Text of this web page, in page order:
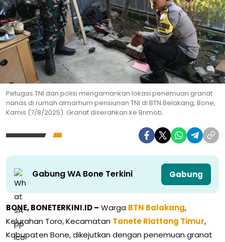
Petugas TNI dan polisi mengamankan lokasi penemuan granat
nanas di rumah almarhum pensiunan TNI di BTN Belakang, Bone,
Kamis (7/8/2025). Granat diserahkan ke Brimob.
Gabung WA Bone Terkini Gabung
BONE, BONETERKINI.ID – Warga BTN Balakang,
Kelurahan Toro, Kecamatan Tanete Riattang Timur,
Kabupaten Bone, dikejutkan dengan penemuan granat